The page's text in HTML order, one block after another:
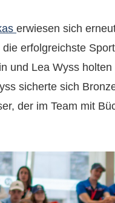
erwiesen sich
erfolgreichste
und Lea Wyss
sicherte sich
der im Team mit